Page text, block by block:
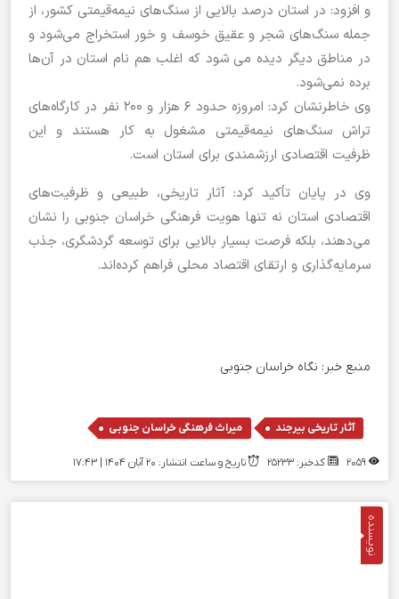
و افزود: در استان درصد بالایی از سنگ‌های نیمه‌قیمتی کشور، از
جمله سنگ‌های شجر و عقیق خوسف و خور استخراج می‌شود و
در مناطق دیگر دیده می شود که اغلب هم نام استان در آن‌ها
برده نمی‌شود.
وی خاطرنشان کرد: امروزه حدود ۶ هزار و ۲۰۰ نفر در کارگاه‌های
تراش سنگ‌های نیمه‌قیمتی مشغول به کار هستند و این
ظرفیت اقتصادی ارزشمندی برای استان است.
وی در پایان تأکید کرد: آثار تاریخی، طبیعی و ظرفیت‌های
اقتصادی استان نه تنها هویت فرهنگی خراسان جنوبی را نشان
می‌دهند، بلکه فرصت بسیار بالایی برای توسعه گردشگری، جذب
سرمایه‌گذاری و ارتقای اقتصاد محلی فراهم کرده‌اند.
منبع خبر: نگاه خراسان جنوبی
آثار تاریخی بیرجند , میراث فرهنگی خراسان جنوبی
کدخبر: 25233 تاریخ و ساعت انتشار: ۲۰ آبان ۱۴۰۴ | 17:43
نویسنده